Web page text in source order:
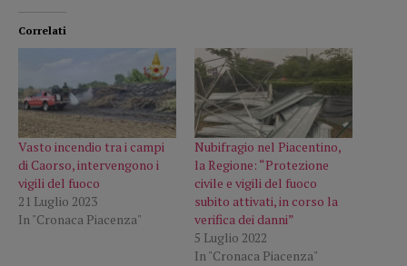
Correlati
Vasto incendio tra i campi
di Caorso, intervengono i
vigili del fuoco
21 Luglio 2023
In "Cronaca Piacenza"
Nubifragio nel Piacentino,
la Regione: “Protezione
civile e vigili del fuoco
subito attivati, in corso la
verifica dei danni”
5 Luglio 2022
In "Cronaca Piacenza"